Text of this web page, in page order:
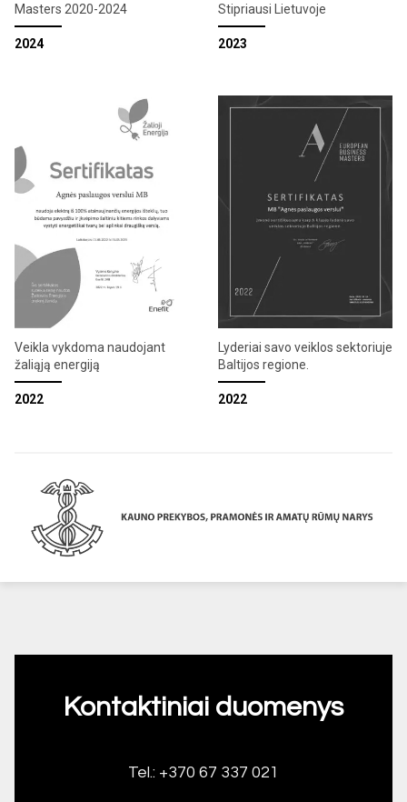
Masters 2020-2024
2024
Stipriausi Lietuvoje
2023
Veikla vykdoma naudojant
žaliąją energiją
2022
Lyderiai savo veiklos sektoriuje
Baltijos regione.
2022
Kontaktiniai duomenys
Tel.: +370 67 337 021